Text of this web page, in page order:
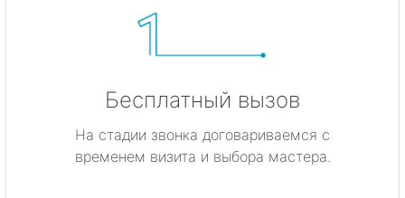
Бесплатный вызов
На стадии звонка договариваемся с
временем визита и выбора мастера.